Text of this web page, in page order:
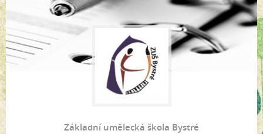
Základní umělecká škola Bystré